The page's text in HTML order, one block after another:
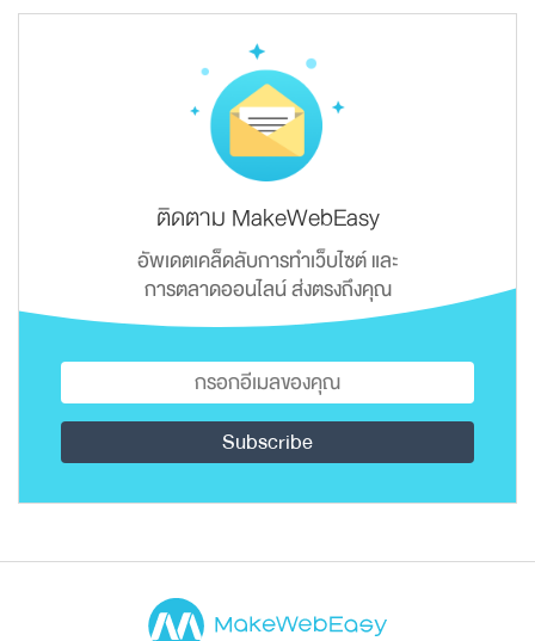
ติดตาม MakeWebEasy
อัพเดตเคล็ดลับการทำเว็บไซต์ และ
การตลาดออนไลน์ ส่งตรงถึงคุณ